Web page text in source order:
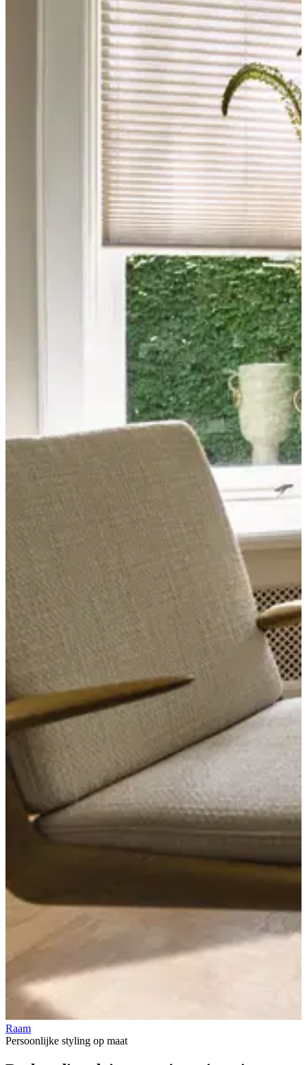
Raam
Persoonlijke styling op maat